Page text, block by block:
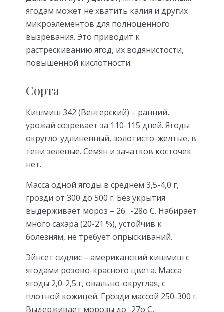
ягодам может не хватить калия и других
микроэлементов для полноценного
вызревания. Это приводит к
растрескиванию ягод, их водянистости,
повышенной кислотности.
Сорта
Кишмиш 342 (Венгерский) – ранний,
урожай созревает за 110-115 дней. Ягоды
округло-удлиненный, золотисто-желтые, в
тени зеленые. Семян и зачатков косточек
нет.
Масса одной ягоды в среднем 3,5-4,0 г,
грозди от 300 до 500 г. Без укрытия
выдерживает мороз – 26…-28о С. Набирает
много сахара (20-21 %), устойчив к
болезням, не требует опрыскиваний.
Эйнсет сидлис – американский кишмиш с
ягодами розово-красного цвета. Масса
ягоды 2,0-2,5 г, овально-округлая, с
плотной кожицей. Грозди массой 250-300 г.
Выдерживает морозы до -27о С,